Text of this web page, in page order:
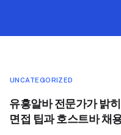
UNCATEGORIZED
유흥알바 전문가가 밝
면접 팁과 호스트바 채